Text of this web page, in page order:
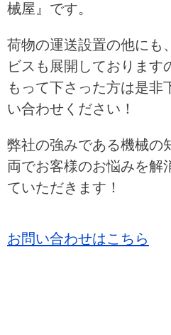
械屋』です。
荷物の運送設置の他にも
ビスも展開しております
もって下さった方は是非
い合わせください！
弊社の強みである機械の
両でお客様のお悩みを解
ていただきます！
お問い合わせはこちら